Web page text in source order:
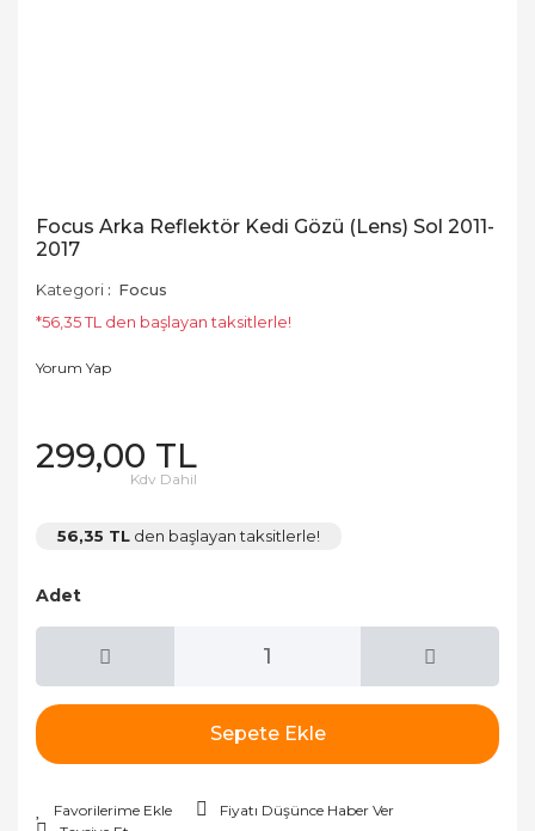
Focus Arka Reflektör Kedi Gözü (Lens) Sol 2011-
2017
Kategori
Focus
*56,35 TL den başlayan taksitlerle!
Yorum Yap
299,00 TL
Kdv Dahil
56,35 TL den başlayan taksitlerle!
Adet
Sepete Ekle
Fiyatı Düşünce Haber Ver